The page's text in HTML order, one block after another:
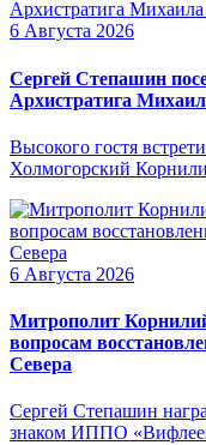
6 Августа 2026
Сергей Степашин
Архистратига
Высокого гостя
Холмогорский
6 Августа 2026
Митрополит
вопросам
Севера
Сергей Степашин
знаком ИППО